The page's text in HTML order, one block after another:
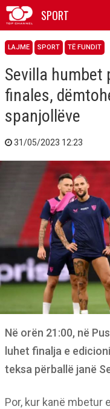
SPORT
LAJME SPORT TË FUNDIT
Sevilla humbet
finales,
spanjollëve
31/05/2023 12:23
Në orën 21:00, në
luhet finalja e
teksa përballë janë
Por, kur kanë mbetur